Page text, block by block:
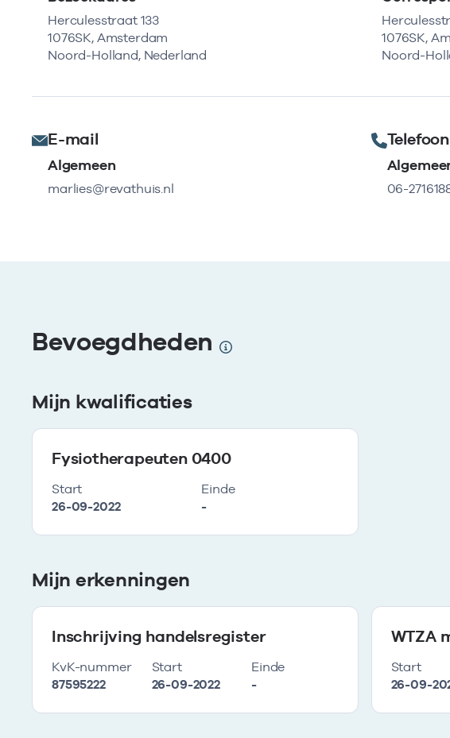
Herculesstraat 133
1076SK, Amsterdam
Noord-Holland, Nederland
1076SK,
Noord-
E-mail
Algemeen
marlies@revathuis.nl 06-
Bevoegdheden
Mijn kwalificaties
Fysiotherapeuten 0400
Start
26-09-2022
Einde
-
Mijn erkenningen
Inschrijving handelsregister
KvK-nummer
87595222
Start
26-09-2022
Einde
-
WTZA
Start
26-09-